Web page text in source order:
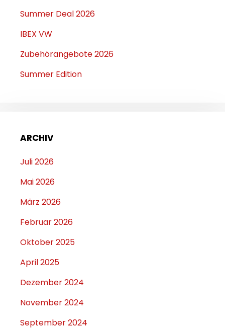
Summer Deal 2026
IBEX VW
Zubehörangebote 2026
Summer Edition
ARCHIV
Juli 2026
Mai 2026
März 2026
Februar 2026
Oktober 2025
April 2025
Dezember 2024
November 2024
September 2024